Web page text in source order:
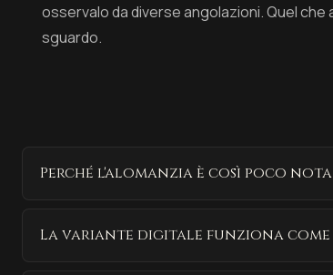
osservalo da diverse angolazioni. Quel
sguardo.
Perché l'alomanzia è così poco
La variante digitale funziona